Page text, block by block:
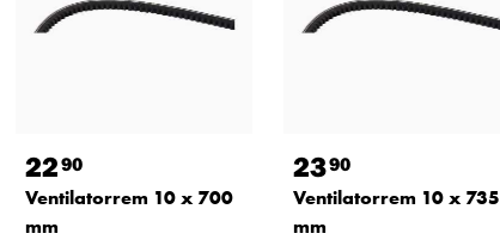
2290
Ventilatorrem 10 x 700
mm
2390
Ventilatorrem 10 x 735
mm